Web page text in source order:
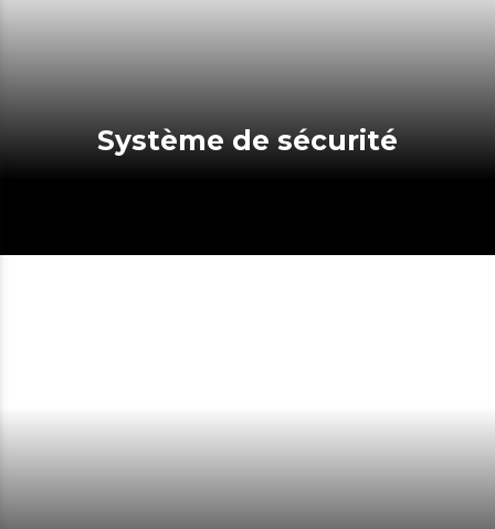
Système de sécurité